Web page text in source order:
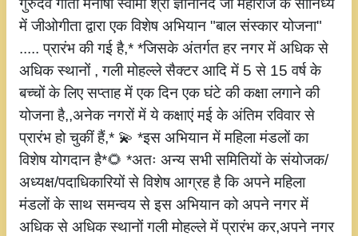
गुरुदेव गीता मनीषी स्वामी श्री ज्ञानानंद जी महाराज के सानिध्य
में जीओगीता द्वारा एक विशेष अभियान "बाल संस्कार योजना"
..... प्रारंभ की गई है,* *जिसके अंतर्गत हर नगर में अधिक से
अधिक स्थानों , गली मोहल्ले सैक्टर आदि में 5 से 15 वर्ष के
बच्चों के लिए सप्ताह में एक दिन एक घंटे की कक्षा लगाने की
योजना है,,अनेक नगरों में ये कक्षाएं मई के अंतिम रविवार से
प्रारंभ हो चुकीं हैं,* 💫 *इस अभियान में महिला मंडलों का
विशेष योगदान है*🌻 *अतः अन्य सभी समितियों के संयोजक/
अध्यक्ष/पदाधिकारियों से विशेष आग्रह है कि अपने महिला
मंडलों के साथ समन्वय से इस अभियान को अपने नगर में
अधिक से अधिक स्थानों गली मोहल्ले में प्रारंभ कर,अपने नगर